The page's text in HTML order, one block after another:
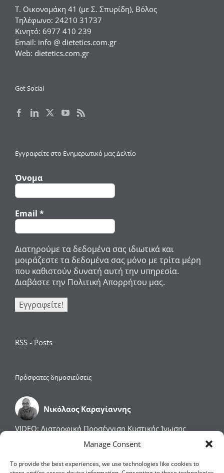
Manage Consent
To provide the best experiences, we use technologies like cookies to
Τ. Οικονομάκη 41 (με Σ. Σπυρίδη), Βόλος
Τηλέφωνο: 24210 31737
Κινητό: 6977 410 239
Email: info @ dietetics.com.gr
Web: dietetics.com.gr
Get Social
Εγγραφείτε στο Ενημερωτικό μας Δελτίο
Όνομα
Email *
Διατηρούμε τα δεδομένα σας ιδιωτικά και
μοιράζεστε τα δεδομένα σας μόνο με τρίτα μέρη
που καθιστούν δυνατή αυτή την υπηρεσία.
Διαβάστε την Πολιτική Απορρήτου μας.
RSS - Posts
Πρόσφατες δημοσιεύσεις
Νικόλαος Καραγίαννης
VIDEO: Διατροφική Προσέγγιση Κυστικής Ίνωσης
VIDEO: Φλεγμονώδεις Παθήσεις του Εντέρου: Νόσος
του Crohn & Ελκώδης Κολίτιδα
Η Διατροφή Επηρεάζει την Βιολογική μας Ηλικία